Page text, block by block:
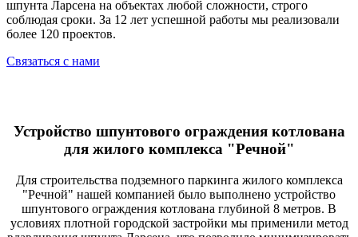
шпунта Ларсена на объектах любой сложности, строго
соблюдая сроки. За 12 лет успешной работы мы реализовали
более 120 проектов.
Связаться с нами
Устройство шпунтового ограждения котлована
для жилого комплекса "Речной"
Для строительства подземного паркинга жилого комплекса
"Речной" нашей компанией было выполнено устройство
шпунтового ограждения котлована глубиной 8 метров. В
условиях плотной городской застройки мы применили метод